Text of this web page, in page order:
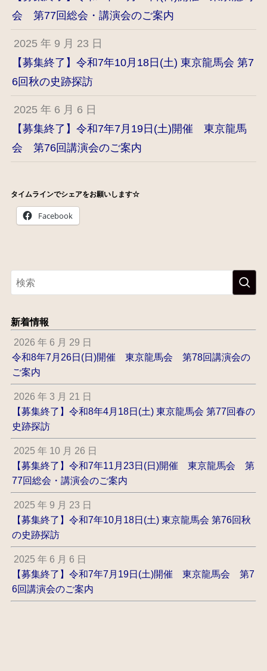
会 第77回総会・講演会のご案内
2025 年 9 月 23 日
【募集終了】令和7年10月18日(土) 東京龍馬会 第7
6回秋の史跡探訪
2025 年 6 月 6 日
【募集終了】令和7年7月19日(土)開催 東京龍馬
会 第76回講演会のご案内
タイムラインでシェアをお願いします☆
Facebook
新着情報
2026 年 6 月 29 日
令和8年7月26日(日)開催 東京龍馬会 第78回講演会の
ご案内
2026 年 3 月 21 日
【募集終了】令和8年4月18日(土) 東京龍馬会 第77回春の
史跡探訪
2025 年 10 月 26 日
【募集終了】令和7年11月23日(日)開催 東京龍馬会 第
77回総会・講演会のご案内
2025 年 9 月 23 日
【募集終了】令和7年10月18日(土) 東京龍馬会 第76回秋
の史跡探訪
2025 年 6 月 6 日
【募集終了】令和7年7月19日(土)開催 東京龍馬会 第7
6回講演会のご案内